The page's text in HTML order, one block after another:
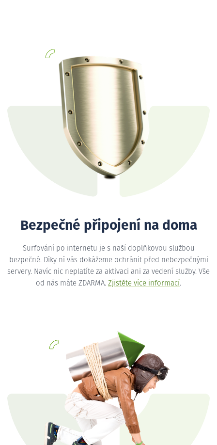
Bezpečné připojení na doma
Surfování po internetu je s naší doplňkovou službou
bezpečné. Díky ní vás dokážeme ochránit před nebezpečnými
servery. Navíc nic neplatíte za aktivaci ani za vedení služby. Vše
od nás máte ZDARMA. Zjistěte více informací.